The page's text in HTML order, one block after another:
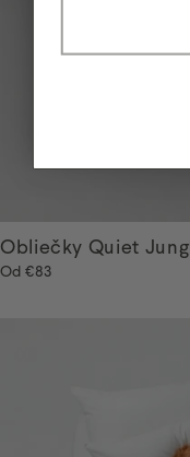
Obliečky Quiet
Od €83